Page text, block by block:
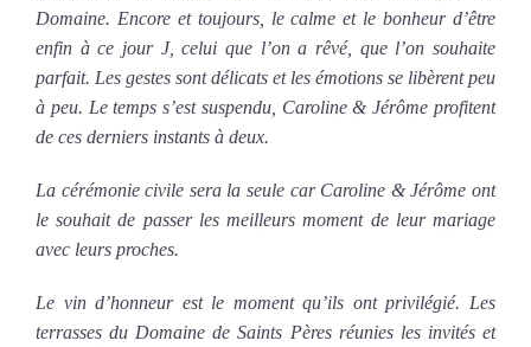
Domaine. Encore et toujours, le calme et le bonheur d’être
enfin à ce jour J, celui que l’on a rêvé, que l’on souhaite
parfait. Les gestes sont délicats et les émotions se libèrent peu
à peu. Le temps s’est suspendu, Caroline & Jérôme profitent
de ces derniers instants à deux.
La cérémonie civile sera la seule car Caroline & Jérôme ont
le souhait de passer les meilleurs moment de leur mariage
avec leurs proches.
Le vin d’honneur est le moment qu’ils ont privilégié. Les
terrasses du Domaine de Saints Pères réunies les invités et